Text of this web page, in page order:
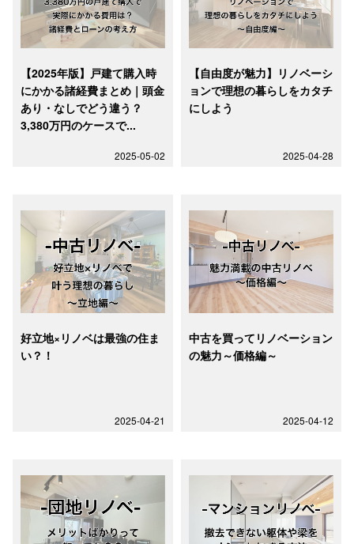
【2025年版】戸建て購入時
にかかる諸経費まとめ｜頭金
あり・なしでどう違う？
3,380万円のケースで...
2025-05-02
【自由度が魅力】リノベーシ
ョンで理想の暮らしをカタチ
にしよう
2025-04-28
好立地×リノベは最強の住ま
い？！
2025-04-21
中古を買ってリノベーション
の魅力～価格編～
2025-04-12